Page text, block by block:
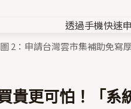
圖 2：申請台灣雲市集補助免寫
貴更可怕！「系